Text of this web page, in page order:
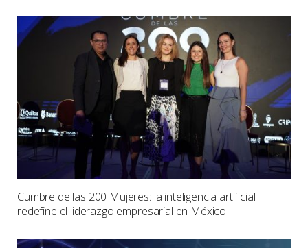
Cumbre de las 200 Mujeres: la inteligencia artificial
redefine el liderazgo empresarial en México